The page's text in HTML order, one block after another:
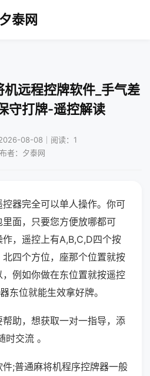
夕泰网
远程控牌软件_手气差
守打牌-遥控解读
08-08｜阅读：1
者：夕泰网
器完全可以单人操作。你可
面，只要您方便放哪都可
，遥控上有A,B,C,D四个按
四个方位，座那个位置就按
例如你做在东位置就按遥控
东位就能生效拿好牌。
助，想获取一对一指导，添
交流 。
;普通麻将机程序控牌器一般